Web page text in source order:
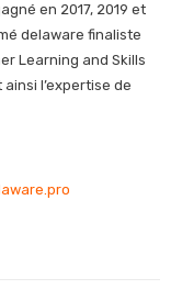
en 2017, 2019 et
delaware finaliste
Learning and Skills
ainsi l’expertise de